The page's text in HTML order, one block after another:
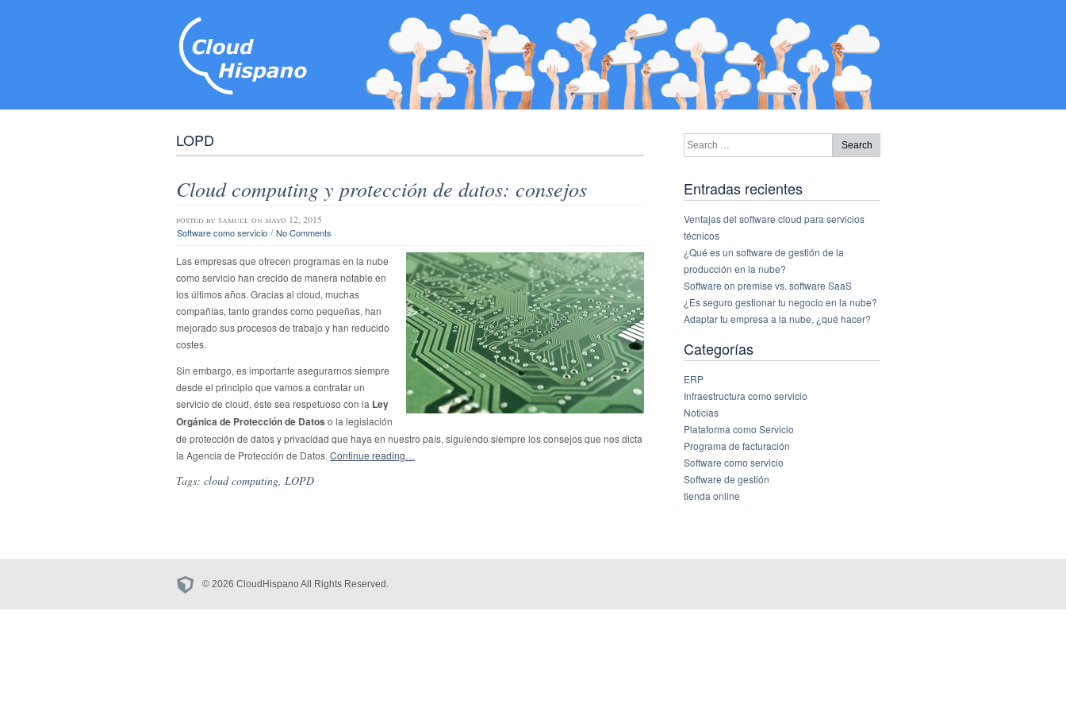
LOPD
Cloud computing y protección de datos: consejos
posted by samuel on mayo 12, 2015
Software como servicio / No Comments
Las empresas que ofrecen programas en la nube
como servicio han crecido de manera notable en
los últimos años. Gracias al cloud, muchas
compañías, tanto grandes como pequeñas, han
mejorado sus procesos de trabajo y han reducido
costes.
Sin embargo, es importante asegurarnos siempre
desde el principio que vamos a contratar un
servicio de cloud, éste sea respetuoso con la Ley
Orgánica de Protección de Datos o la legislación
de protección de datos y privacidad que haya en nuestro país, siguiendo siempre los consejos que nos dicta
la Agencia de Protección de Datos. Continue reading…
Tags: cloud computing, LOPD
Entradas recientes
Ventajas del software cloud para servicios
técnicos
¿Qué es un software de gestión de la
producción en la nube?
Software on premise vs. software SaaS
¿Es seguro gestionar tu negocio en la nube?
Adaptar tu empresa a la nube, ¿qué hacer?
Categorías
ERP
Infraestructura como servicio
Noticias
Plataforma como Servicio
Programa de facturación
Software como servicio
Software de gestión
tienda online
© 2026 CloudHispano All Rights Reserved.